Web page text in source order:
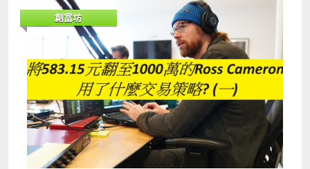
事他自然有很多東西可以發表。但他除了創業做生意外，由
於曾在多家對沖基金工作，所以一直都有投資股票及加密貨
幣。 對他有興趣的讀者也可以留意他的blog
httpsjamesaltucher.comblog 圖一 他blog內的內容有些其
實也有參考價值，例如他寫過一篇題目為《THE PERFECT
INVESTMENT STRATEGY》的文章，他會說自己本質上是一
個非常簡單的人，並不真的喜歡投資，只喜歡學習，喜歡遊
戲，喜歡看電視，寫作，做播客等等，還有非常喜歡睡覺。
他認為完美的交易策略就是在生活中找到最具潛力的領域，
然後買入這個行業中全部的股票。 例如你在1970年到1990
年間看好電腦行業，然後你投資每一家即將要上市的公司，
創富坊